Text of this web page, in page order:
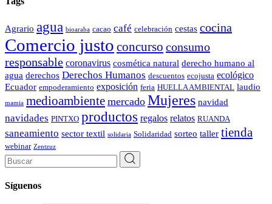
Agrario agua bioaraba cacao café celebración cestas cocina
Comercio justo concurso consumo
responsable coronavirus cosmética natural derecho humano al
agua derechos Derechos Humanos descuentos ecojusta ecológico
Ecuador empoderamiento exposición feria HUELLA AMBIENTAL laudio
mamia medioambiente mercado Mujeres navidad
navidades PINTXO productos regalos relatos RUANDA
saneamiento sector textil solidaria Solidaridad sorteo taller tienda
webinar Zentzuz
Search
for:
Síguenos